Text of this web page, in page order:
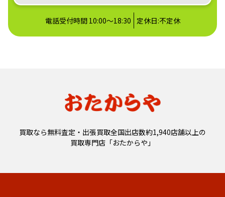
電話受付時間 10:00～18:30 定休日:不定休
買取なら無料査定・出張買取全国出店数約1,940店舗以上の
買取専門店「おたからや」